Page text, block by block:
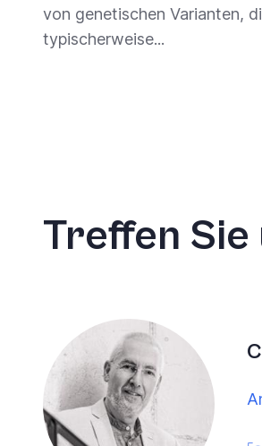
von genetischen Varianten,
typischerweise...
Treffen